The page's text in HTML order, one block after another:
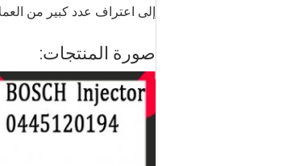
إلى اعتراف عدد كبير من
صورة المنتجات: